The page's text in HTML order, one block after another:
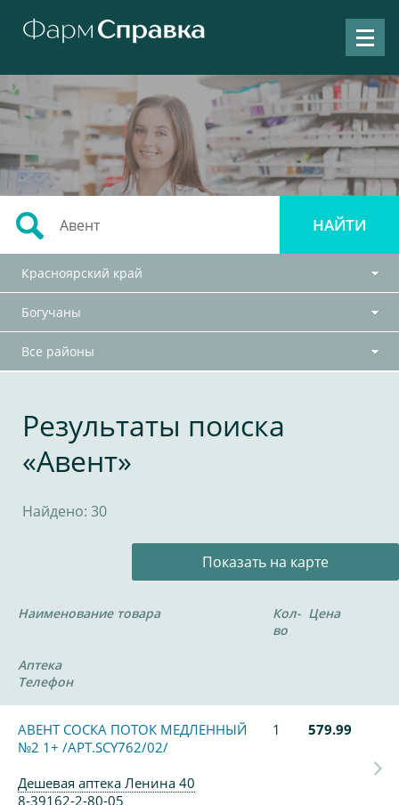
Красноярский край
Богучаны
Все районы
Результаты поиска
«Авент»
Найдено: 30
Показать на карте
Наименование товара
Кол-
во
Цена
Аптека
Телефон
АВЕНТ СОСКА ПОТОК МЕДЛЕННЫЙ
№2 1+ /АРТ.SCY762/02/
1 579.99
Дешевая аптека Ленина 40
8-39162-2-80-05